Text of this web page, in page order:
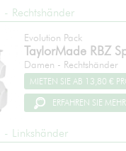
- Rechtshänder
Evolution Pack
TaylorMade RBZ
Damen - Rechtshänder
ERFAHREN SIE MEHR
- Linkshänder